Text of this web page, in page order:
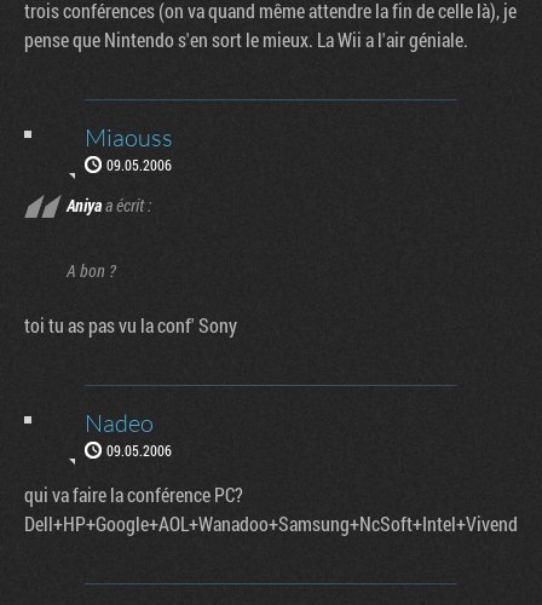
trois conférences (on va quand même attendre la fin de celle là), je
pense que Nintendo s'en sort le mieux. La Wii a l'air géniale.
Miaouss
09.05.2006
Aniyaa écrit :
A bon ?
toi tu as pas vu la conf' Sony
Nadeo
09.05.2006
qui va faire la conférence PC?
Dell+HP+Google+AOL+Wanadoo+Samsung+NcSoft+Intel+Vivendi?